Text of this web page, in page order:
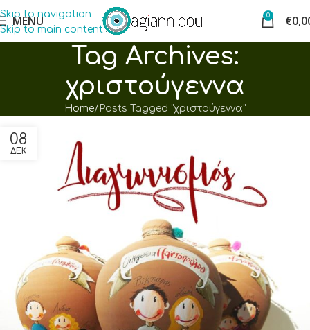
Skip to navigation
Skip to main content
MENU 0 €
Tag Archives:
χριστούγεννα
Home Posts Tagged "χριστούγεννα"
08
ΔΕΚ